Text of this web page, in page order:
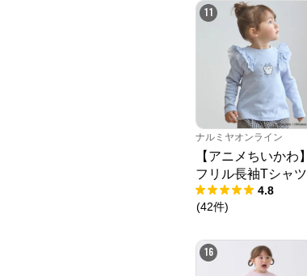
11
ナルミヤオンライン
【アニメちいかわ
フリル長袖Tシャツ
4.8
(42件)
16